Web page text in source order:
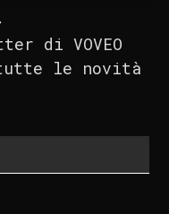
di VOVEO
le novità